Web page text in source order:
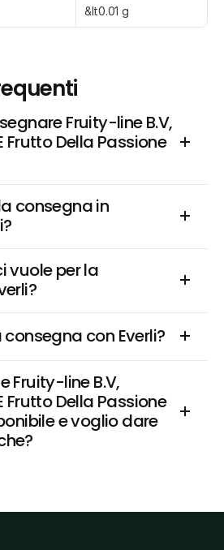
&lt0.01 g
Fruity-line B.V,
Frutto Della Passione
consegna in
vuole per la
con Everli?
Fruity-line B.V,
Frutto Della Passione
e voglio dare